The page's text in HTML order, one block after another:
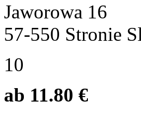
Jaworowa 16
57-550 Stronie
10
ab 11.80 €